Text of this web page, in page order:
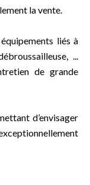
la vente.
liés à
...
de grande
d’envisager